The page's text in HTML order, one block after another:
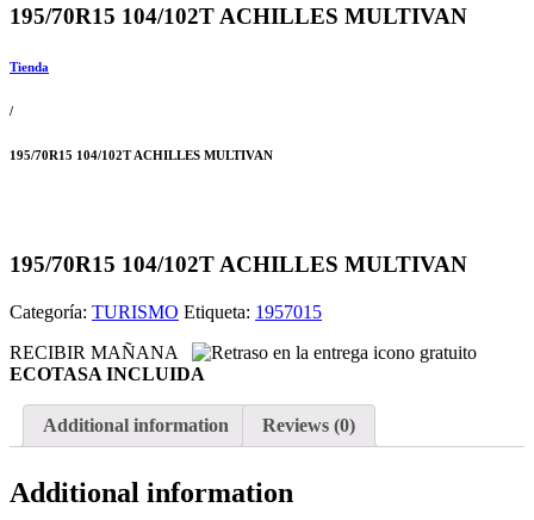
195/70R15 104/102T ACHILLES MULTIVAN
Tienda
/
195/70R15 104/102T ACHILLES MULTIVAN
195/70R15 104/102T ACHILLES MULTIVAN
Categoría: TURISMO Etiqueta: 1957015
RECIBIR MAÑANA
ECOTASA INCLUIDA
Additional information Reviews (0)
Additional information